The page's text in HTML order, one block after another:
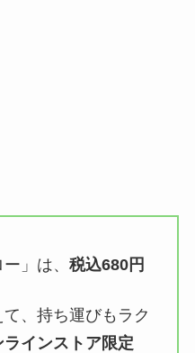
」は、 税込680円
、持ち運びもラク
インストア限定